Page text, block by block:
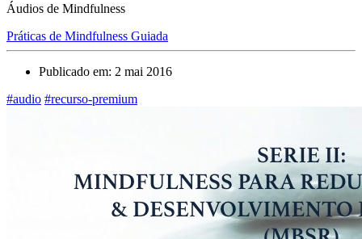
Áudios de Mindfulness
Práticas de Mindfulness Guiada
Publicado em: 2 mai 2016
#audio #recurso-premium